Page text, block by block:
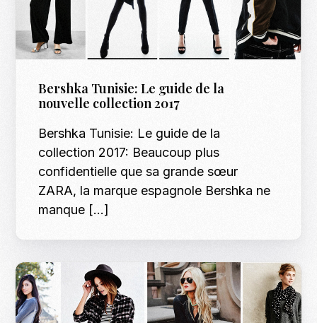
Bershka Tunisie: Le guide de la
nouvelle collection 2017
Bershka Tunisie: Le guide de la
collection 2017: Beaucoup plus
confidentielle que sa grande sœur
ZARA, la marque espagnole Bershka ne
manque […]